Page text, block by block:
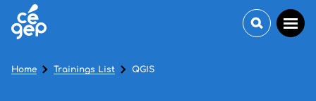
Home Trainings List QGIS